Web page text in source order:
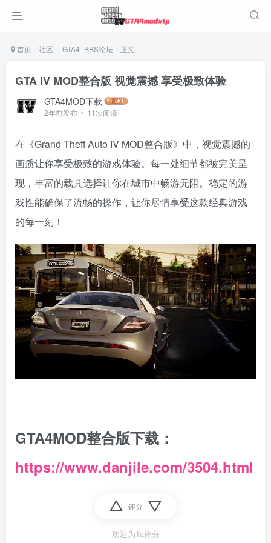
首页 社区 GTA4_BBS论坛 正文
GTA IV MOD整合版 视觉震撼 享受极致体验
GTA4MOD下载
2年前发布 11次阅读
在《Grand Theft Auto IV MOD整合版》中，视觉震撼的
画质让你享受极致的游戏体验。每一处细节都被完美呈
现，丰富的载具选择让你在城市中畅游无阻。稳定的游
戏性能确保了流畅的操作，让你尽情享受这款经典游戏
的每一刻！
GTA4MOD整合版下载：
https://www.danjile.com/3504.html
评分
欢迎为Ta评分